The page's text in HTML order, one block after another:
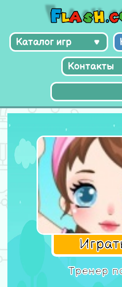
Каталог игр
Контакты
Тренер